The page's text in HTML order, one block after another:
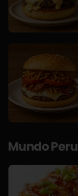
Mundo Peru